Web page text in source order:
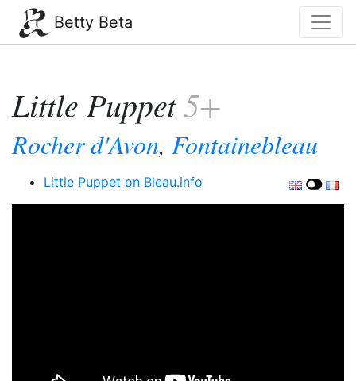
Betty Beta
Little Puppet5+
Rocher d'Avon, Fontainebleau
Little Puppet on Bleau.info